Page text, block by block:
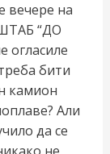
вечере на
“ДО
огласиле
бити
камион
Али
да се